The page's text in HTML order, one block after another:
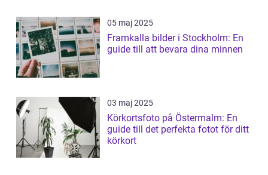
05 maj 2025
Framkalla bilder i Stockholm: En
guide till att bevara dina minnen
03 maj 2025
Körkortsfoto på Östermalm: En
guide till det perfekta fotot för ditt
körkort